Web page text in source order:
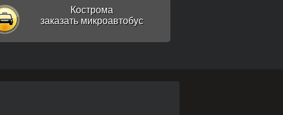
Кострома
заказать микроавтобус